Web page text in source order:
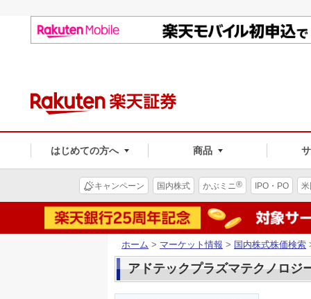
はじめての方へ 商品
キャンペーン 国内株式 かぶミニ® IPO・PO
ホーム > マーケット情報 > 国内株式株価検索
アドテックプラズマテクノロジ